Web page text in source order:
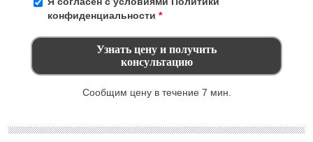
конфиденциальности *
Сообщим цену в течение 7 мин.